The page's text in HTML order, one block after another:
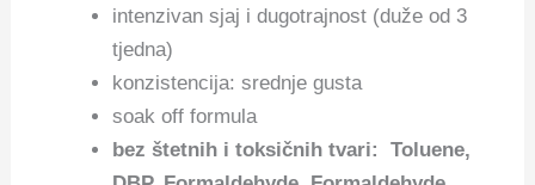
intenzivan sjaj i dugotrajnost (duže od 3
tjedna)
konzistencija: srednje gusta
soak off formula
bez štetnih i toksičnih tvari: Toluene,